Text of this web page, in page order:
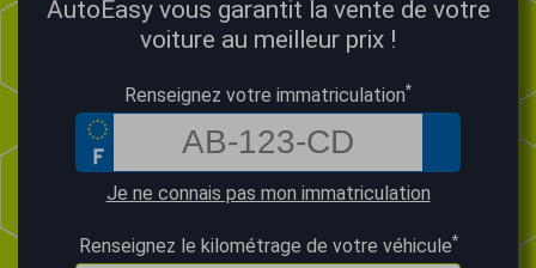
AutoEasy vous garantit la vente de votre
voiture au meilleur prix !
Renseignez votre immatriculation*
Je ne connais pas mon immatriculation
Renseignez le kilométrage de votre véhicule*